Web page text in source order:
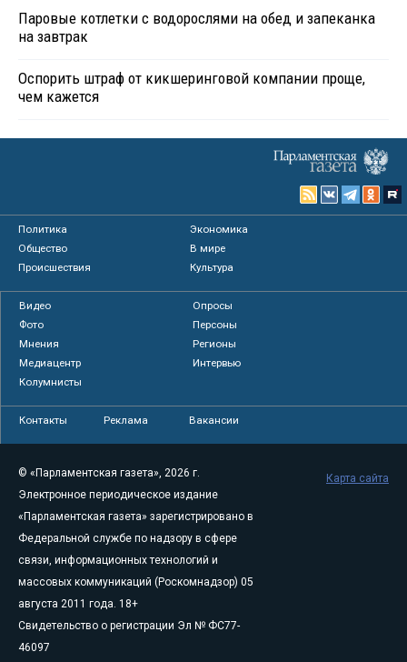
Паровые котлетки с водорослями на обед и запеканка
на завтрак
Оспорить штраф от кикшеринговой компании проще,
чем кажется
Политика
Экономика
Общество
В мире
Происшествия
Культура
Видео
Опросы
Фото
Персоны
Мнения
Регионы
Медиацентр
Интервью
Колумнисты
Контакты Реклама Вакансии
© «Парламентская газета», 2026 г.
Электронное периодическое издание
«Парламентская газета» зарегистрировано в
Федеральной службе по надзору в сфере
связи, информационных технологий и
массовых коммуникаций (Роскомнадзор) 05
августа 2011 года. 18+
Свидетельство о регистрации Эл № ФС77-
46097
Карта сайта